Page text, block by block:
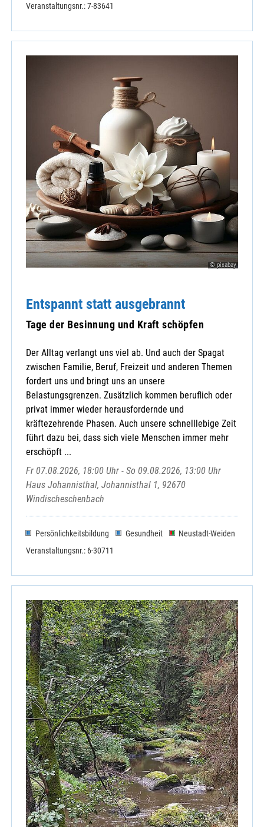
Veranstaltungsnr.: 7-83641
© pixabay
Entspannt statt ausgebrannt
Tage der Besinnung und Kraft schöpfen
Der Alltag verlangt uns viel ab. Und auch der Spagat
zwischen Familie, Beruf, Freizeit und anderen Themen
fordert uns und bringt uns an unsere
Belastungsgrenzen. Zusätzlich kommen beruflich oder
privat immer wieder herausfordernde und
kräftezehrende Phasen. Auch unsere schnelllebige Zeit
führt dazu bei, dass sich viele Menschen immer mehr
erschöpft ...
Fr 07.08.2026, 18:00 Uhr - So 09.08.2026, 13:00 Uhr
Haus Johannisthal, Johannisthal 1, 92670
Windischeschenbach
Persönlichkeitsbildung Gesundheit
Neustadt-Weiden
Veranstaltungsnr.: 6-30711